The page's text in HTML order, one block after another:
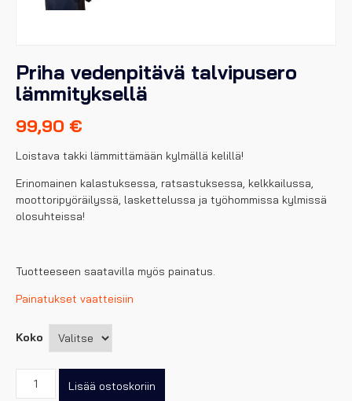
Priha vedenpitävä talvipusero
lämmityksellä
99,90 €
Loistava takki lämmittämään kylmällä kelillä!
Erinomainen kalastuksessa, ratsastuksessa, kelkkailussa,
moottoripyöräilyssä, laskettelussa ja työhommissa kylmissä
olosuhteissa!
Tuotteeseen saatavilla myös painatus.
Painatukset vaatteisiin
Koko
vedenpitäväLisää ostoskoriin